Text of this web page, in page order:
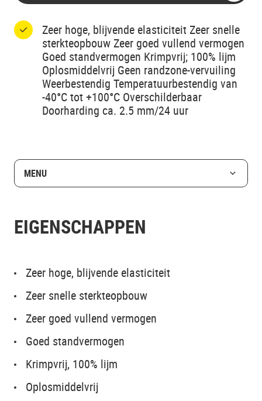
Zeer hoge, blijvende elasticiteit Zeer snelle
sterkteopbouw Zeer goed vullend vermogen
Goed standvermogen Krimpvrij; 100% lijm
Oplosmiddelvrij Geen randzone-vervuiling
Weerbestendig Temperatuurbestendig van
-40°C tot +100°C Overschilderbaar
Doorharding ca. 2.5 mm/24 uur
MENU
EIGENSCHAPPEN
Zeer hoge, blijvende elasticiteit
Zeer snelle sterkteopbouw
Zeer goed vullend vermogen
Goed standvermogen
Krimpvrij, 100% lijm
Oplosmiddelvrij